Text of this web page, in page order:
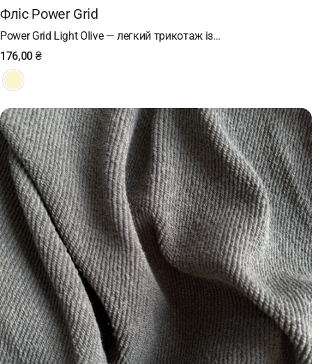
Фліс Power Grid
Power Grid Light Olive — легкий трикотаж із…
176,00 ₴